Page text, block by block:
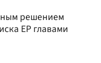
решением
ЕР главами